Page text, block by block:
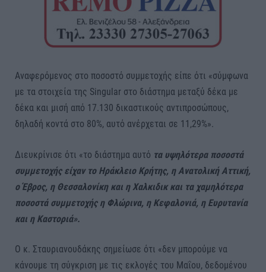
Αναφερόμενος στο ποσοστό συμμετοχής είπε ότι «σύμφωνα
με τα στοιχεία της Singular στο διάστημα μεταξύ δέκα με
δέκα και μισή από 17.130 δικαστικούς αντιπροσώπους,
δηλαδή κοντά στο 80%, αυτό ανέρχεται σε 11,29%».
Διευκρίνισε ότι «το διάστημα αυτό τα υψηλότερα ποσοστά
συμμετοχής είχαν το Ηράκλειο Κρήτης, η Ανατολική Αττική,
ο Έβρος, η Θεσσαλονίκη και η Χαλκιδικ και τα χαμηλότερα
ποσοστά συμμετοχής η Φλώρινα, η Κεφαλονιά, η Ευρυτανία
και η Καστοριά».
Ο κ. Σταυριανουδάκης σημείωσε ότι «δεν μπορούμε να
κάνουμε τη σύγκριση με τις εκλογές του Μαΐου, δεδομένου